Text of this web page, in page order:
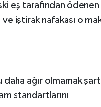
eş tarafından
iştirak nafakası
ağır olmamak
standartlarını